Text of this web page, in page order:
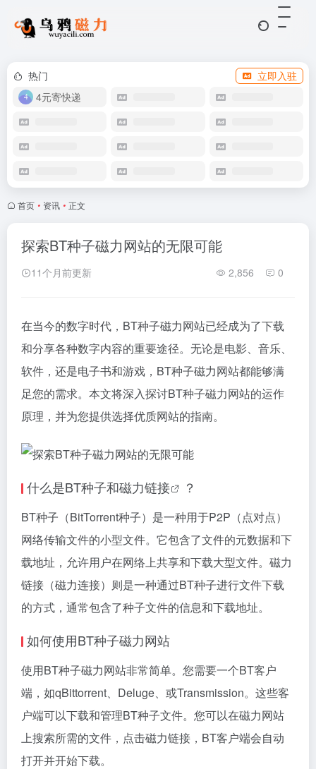
热门
立即入驻
4元寄快递
首页 • 资讯 • 正文
探索BT种子磁力网站的无限可能
11个月前更新 2,856 0
在当今的数字时代，BT种子磁力网站已经成为了下载
和分享各种数字内容的重要途径。无论是电影、音乐、
软件，还是电子书和游戏，BT种子磁力网站都能够满
足您的需求。本文将深入探讨BT种子磁力网站的运作
原理，并为您提供选择优质网站的指南。
什么是BT种子和磁力链接 ？
BT种子（BitTorrent种子）是一种用于P2P（点对点）
网络传输文件的小型文件。它包含了文件的元数据和下
载地址，允许用户在网络上共享和下载大型文件。磁力
链接（磁力连接）则是一种通过BT种子进行文件下载
的方式，通常包含了种子文件的信息和下载地址。
如何使用BT种子磁力网站
使用BT种子磁力网站非常简单。您需要一个BT客户
端，如qBittorrent、Deluge、或Transmission。这些客
户端可以下载和管理BT种子文件。您可以在磁力网站
上搜索所需的文件，点击磁力链接，BT客户端会自动
打开并开始下载。